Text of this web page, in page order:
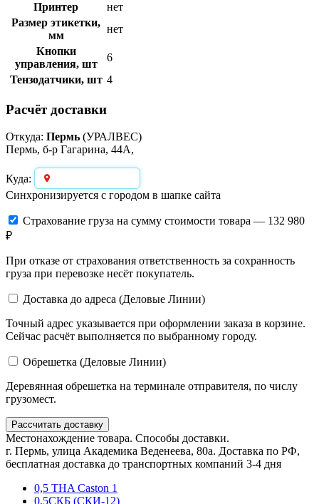
Принтер
нет
Размер этикетки,
мм
нет
Кнопки
управления, шт
6
Тензодатчики, шт 4
Расчёт доставки
Откуда: Пермь (УРАЛВЕС)
Пермь, б-р Гагарина, 44А,
Куда:
Синхронизируется с городом в шапке сайта
Страхование груза на сумму стоимости товара — 132 980
₽
При отказе от страхования ответственность за сохранность
груза при перевозке несёт покупатель.
Доставка до адреса (Деловые Линии)
Точный адрес указывается при оформлении заказа в корзине.
Сейчас расчёт выполняется по выбранному городу.
Обрешетка (Деловые Линии)
Деревянная обрешетка на терминале отправителя, по числу
грузомест.
Рассчитать доставку
Местонахождение товара. Способы доставки.
г. Пермь, улица Академика Веденеева, 80а. Доставка по РФ,
бесплатная доставка до транспортных компаний 3-4 дня
0,5 THA Caston 1
0,5СКБ (СКИ-12)